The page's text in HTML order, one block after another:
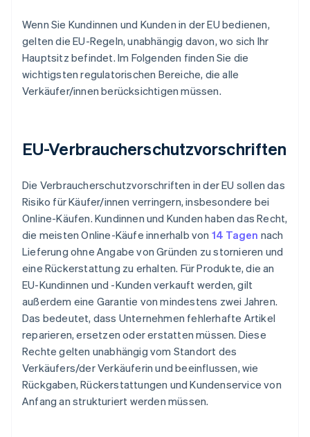
Wenn Sie Kundinnen und Kunden in der EU bedienen,
gelten die EU-Regeln, unabhängig davon, wo sich Ihr
Hauptsitz befindet. Im Folgenden finden Sie die
wichtigsten regulatorischen Bereiche, die alle
Verkäufer/innen berücksichtigen müssen.
EU-Verbraucherschutzvorschriften
Die Verbraucherschutzvorschriften in der EU sollen das
Risiko für Käufer/innen verringern, insbesondere bei
Online-Käufen. Kundinnen und Kunden haben das Recht,
die meisten Online-Käufe innerhalb von 14 Tagen nach
Lieferung ohne Angabe von Gründen zu stornieren und
eine Rückerstattung zu erhalten. Für Produkte, die an
EU-Kundinnen und -Kunden verkauft werden, gilt
außerdem eine Garantie von mindestens zwei Jahren.
Das bedeutet, dass Unternehmen fehlerhafte Artikel
reparieren, ersetzen oder erstatten müssen. Diese
Rechte gelten unabhängig vom Standort des
Verkäufers/der Verkäuferin und beeinflussen, wie
Rückgaben, Rückerstattungen und Kundenservice von
Anfang an strukturiert werden müssen.